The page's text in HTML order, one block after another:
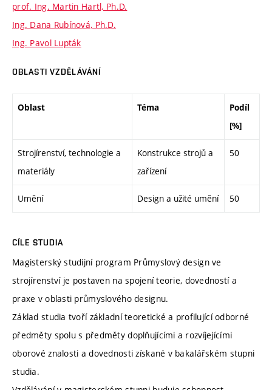
prof. Ing. Martin Hartl, Ph.D.
Ing. Dana Rubínová, Ph.D.
Ing. Pavol Lupták
OBLASTI VZDĚLÁVÁNÍ
Oblast Téma
Podíl
[%]
Strojírenství, technologie a
materiály
Konstrukce strojů a
zařízení
50
Umění Design a užité umění 50
CÍLE STUDIA
Magisterský studijní program Průmyslový design ve
strojírenství je postaven na spojení teorie, dovedností a
praxe v oblasti průmyslového designu.
Základ studia tvoří základní teoretické a profilující odborné
předměty spolu s předměty doplňujícími a rozvíjejícími
oborové znalosti a dovednosti získané v bakalářském stupni
studia.